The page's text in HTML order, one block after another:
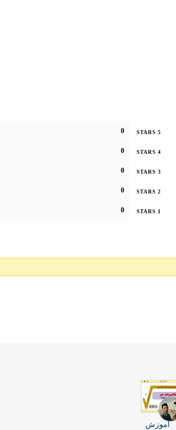
5 STARS
0
4 STARS
0
3 STARS
0
2 STARS
0
1 STARS
0
آموزش